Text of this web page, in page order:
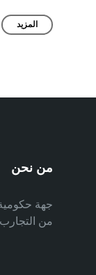
المزيد
من نحن
جهة
من